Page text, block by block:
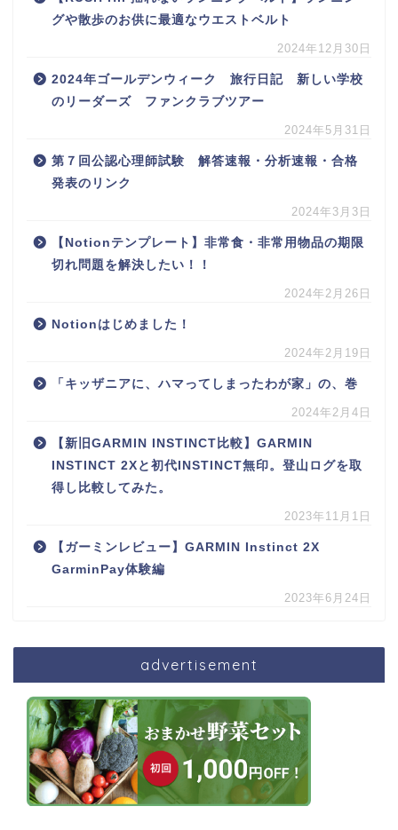
グや散歩のお供に最適なウエストベルト
2024年12月30日
2024年ゴールデンウィーク 旅行日記 新しい学校
のリーダーズ ファンクラブツアー
2024年5月31日
第７回公認心理師試験 解答速報・分析速報・合格
発表のリンク
2024年3月3日
【Notionテンプレート】非常食・非常用物品の期限
切れ問題を解決したい！！
2024年2月26日
Notionはじめました！
2024年2月19日
「キッザニアに、ハマってしまったわが家」の、巻
2024年2月4日
【新旧GARMIN INSTINCT比較】GARMIN
INSTINCT 2Xと初代INSTINCT無印。登山ログを取
得し比較してみた。
2023年11月1日
【ガーミンレビュー】GARMIN Instinct 2X
GarminPay体験編
2023年6月24日
advertisement